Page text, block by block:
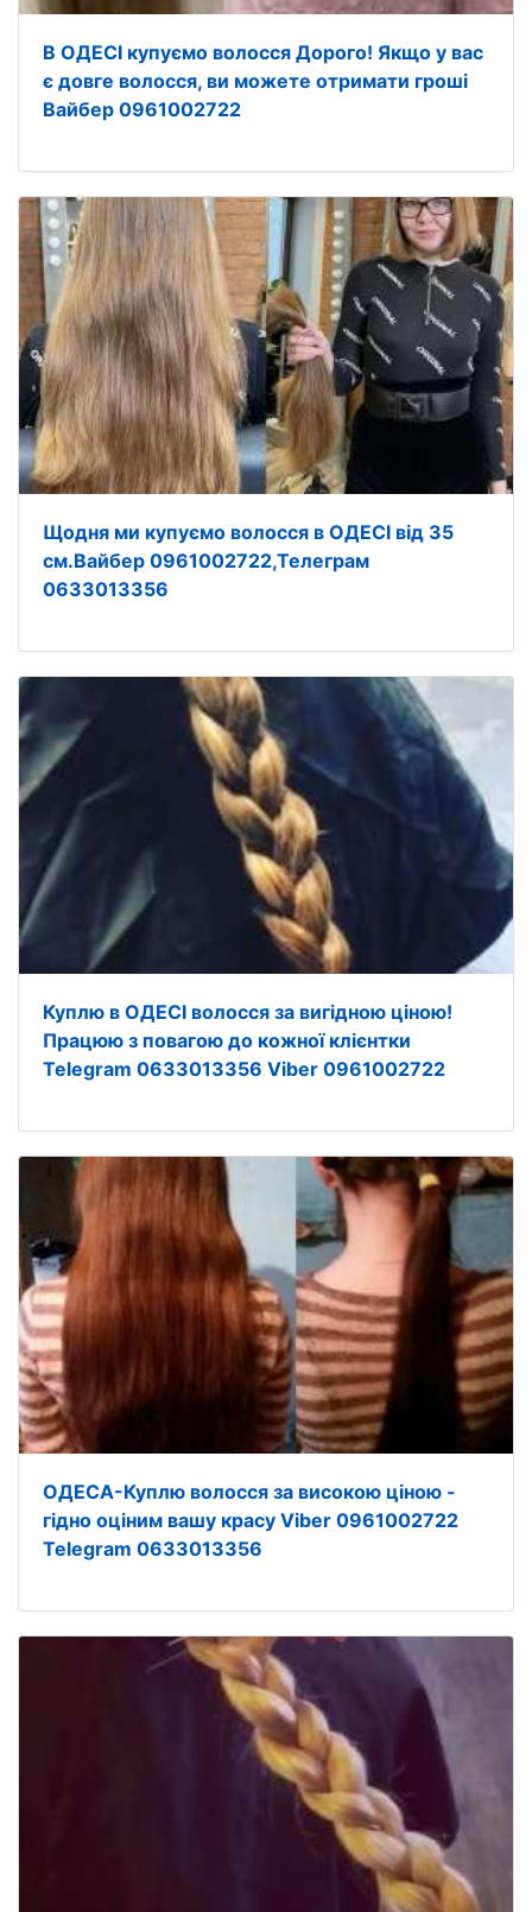
В ОДЕСІ купуємо волосся Дорого! Якщо у вас
є довге волосся, ви можете отримати гроші
Вайбер 0961002722
Щодня ми купуємо волосся в ОДЕСІ від 35
см.Вайбер 0961002722,Телеграм
0633013356
Куплю в ОДЕСІ волосся за вигідною ціною!
Працюю з повагою до кожної клієнтки
Telegram 0633013356 Viber 0961002722
ОДЕСА-Куплю волосся за високою ціною -
гідно оціним вашу красу Viber 0961002722
Telegram 0633013356